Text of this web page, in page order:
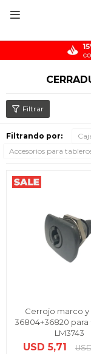

Filtrando por:
Accesorios para
Cerrojo marco
36804+36820
LM3743
USD 5,71